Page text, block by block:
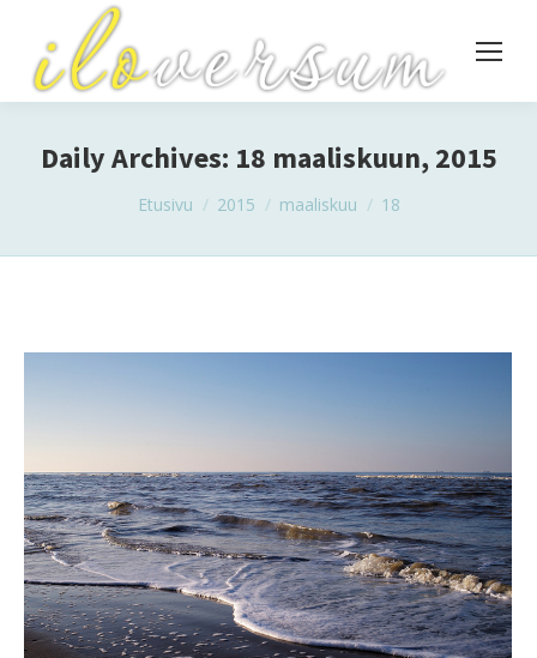
Daily Archives: 18 maaliskuun, 2015
You are here:
Etusivu 2015 maaliskuu 18